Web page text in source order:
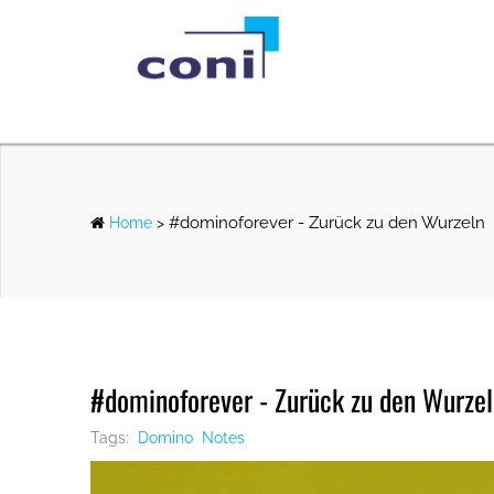
Home > #dominoforever - Zurück zu den Wurzeln
#dominoforever - Zurück zu den
Tags: Domino Notes